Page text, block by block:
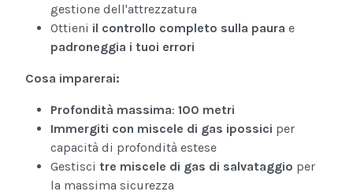
gestione dell'attrezzatura
Ottieni il controllo completo sulla paura e
padroneggia i tuoi errori
Cosa imparerai:
Profondità massima: 100 metri
Immergiti con miscele di gas ipossici per
capacità di profondità estese
Gestisci tre miscele di gas di salvataggio per
la massima sicurezza